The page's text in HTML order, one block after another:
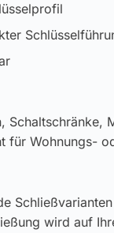
Schaltschränke,
Wohnungs-
wird auf